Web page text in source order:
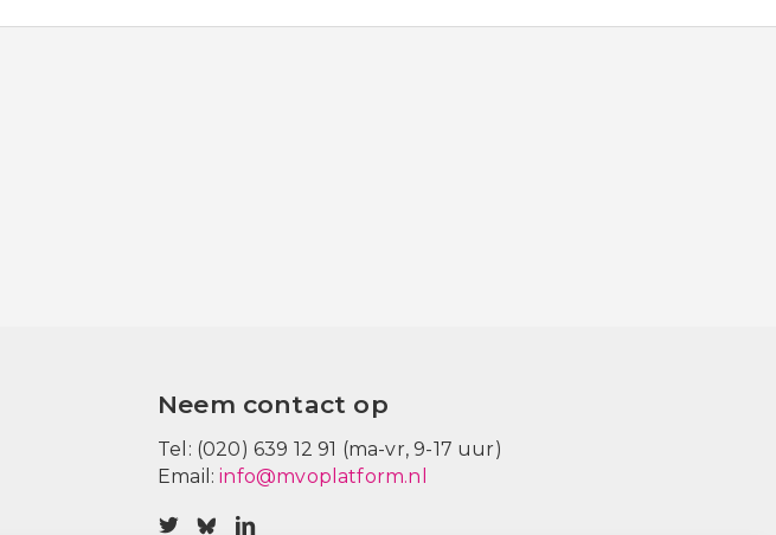
Neem contact op
Tel: (020) 639 12 91 (ma-vr, 9-17 uur)
Email:info@mvoplatform.nl
V V